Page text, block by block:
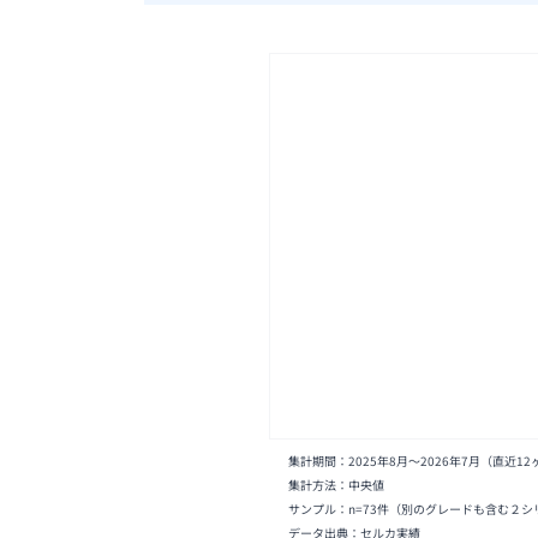
集計期間： 2025年8月〜2026年7月 （直近12
集計方法：中央値
サンプル：n=73件 （別のグレードも含む２
データ出典：セルカ実績